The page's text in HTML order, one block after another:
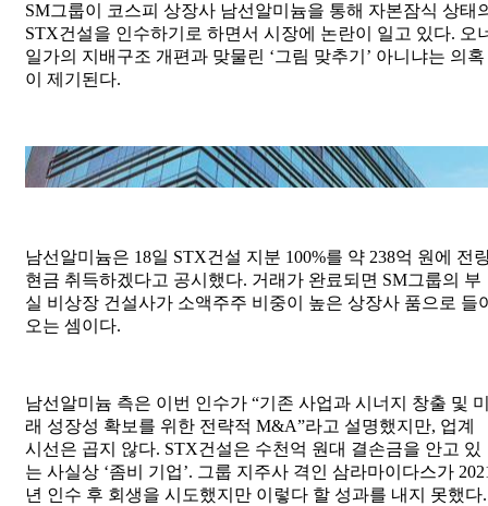
SM그룹이 코스피 상장사 남선알미늄을 통해 자본잠식 상태
STX건설을 인수하기로 하면서 시장에 논란이 일고 있다. 오
일가의 지배구조 개편과 맞물린 ‘그림 맞추기’ 아니냐는 의혹
이 제기된다.
SM그룹 사옥
남선알미늄은 18일 STX건설 지분 100%를 약 238억 원에 전
현금 취득하겠다고 공시했다. 거래가 완료되면 SM그룹의 부
실 비상장 건설사가 소액주주 비중이 높은 상장사 품으로 들
오는 셈이다.
남선알미늄 측은 이번 인수가 “기존 사업과 시너지 창출 및
래 성장성 확보를 위한 전략적 M&A”라고 설명했지만, 업계
시선은 곱지 않다. STX건설은 수천억 원대 결손금을 안고 있
는 사실상 ‘좀비 기업’. 그룹 지주사 격인 삼라마이다스가
년 인수 후 회생을 시도했지만 이렇다 할 성과를 내지 못했다.